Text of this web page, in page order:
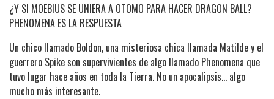
¿Y SI MOEBIUS SE UNIERA A OTOMO PARA HACER DRAGON BALL?
PHENOMENA ES LA RESPUESTA
Un chico llamado Boldon, una misteriosa chica llamada Matilde y el
guerrero Spike son supervivientes de algo llamado Phenomena que
tuvo lugar hace años en toda la Tierra. No un apocalipsis… algo
mucho más interesante.